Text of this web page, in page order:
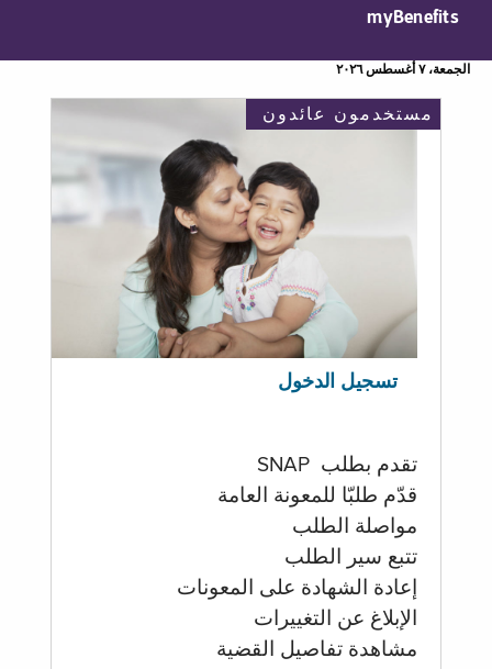
myBenefits
الجمعة، ٧ أغسطس ٢٠٢٦
مستخدمون عائدون
تسجيل الدخول
تقدم بطلب SNAP
قدّم طلبّا للمعونة العامة
مواصلة الطلب
تتبع سير الطلب
إعادة الشهادة على المعونات
الإبلاغ عن التغييرات
مشاهدة تفاصيل القضية